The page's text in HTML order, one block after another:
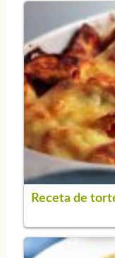
Receta de